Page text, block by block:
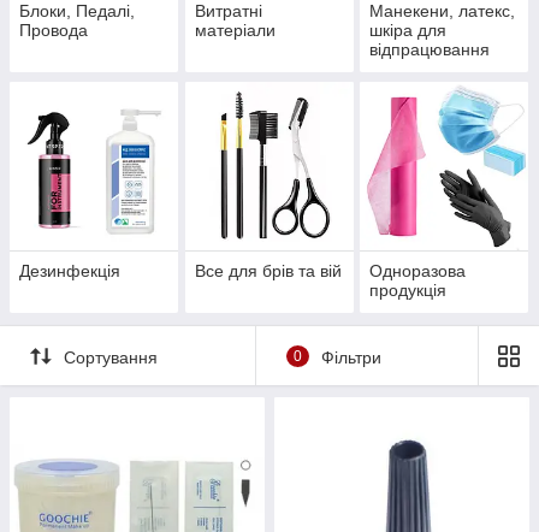
Блоки, Педалі,
Провода
Витратні
матеріали
Манекени, латекс,
шкіра для
відпрацювання
Дезинфекція Все для брів та вій
Одноразова
продукція
Сортування 0 Фільтри